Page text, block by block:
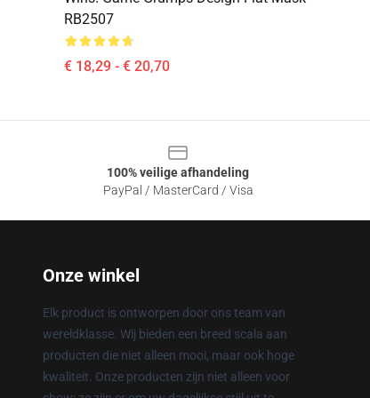
RB2507
€ 18,29 - € 20,70
100% veilige afhandeling
PayPal / MasterCard / Visa
Onze winkel
Elk product is ontworpen door ons team van
wereldklasse. Wij bieden een breed scala aan
producten die niet alleen mooi, maar ook hoge
kwaliteit. Onze producten zijn niet alleen voor